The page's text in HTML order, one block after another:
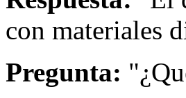
con materiales
Pregunta: